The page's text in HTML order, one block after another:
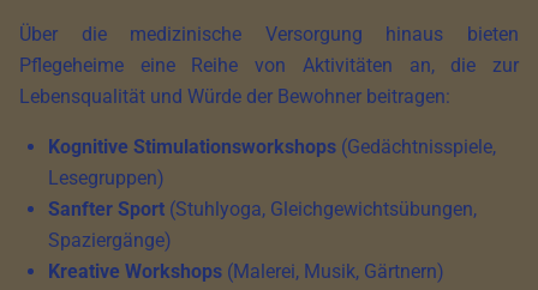
Über die medizinische Versorgung hinaus bieten
Pflegeheime eine Reihe von Aktivitäten an, die zur
Lebensqualität und Würde der Bewohner beitragen:
Kognitive Stimulationsworkshops (Gedächtnisspiele,
Lesegruppen)
Sanfter Sport (Stuhlyoga, Gleichgewichtsübungen,
Spaziergänge)
Kreative Workshops (Malerei, Musik, Gärtnern)